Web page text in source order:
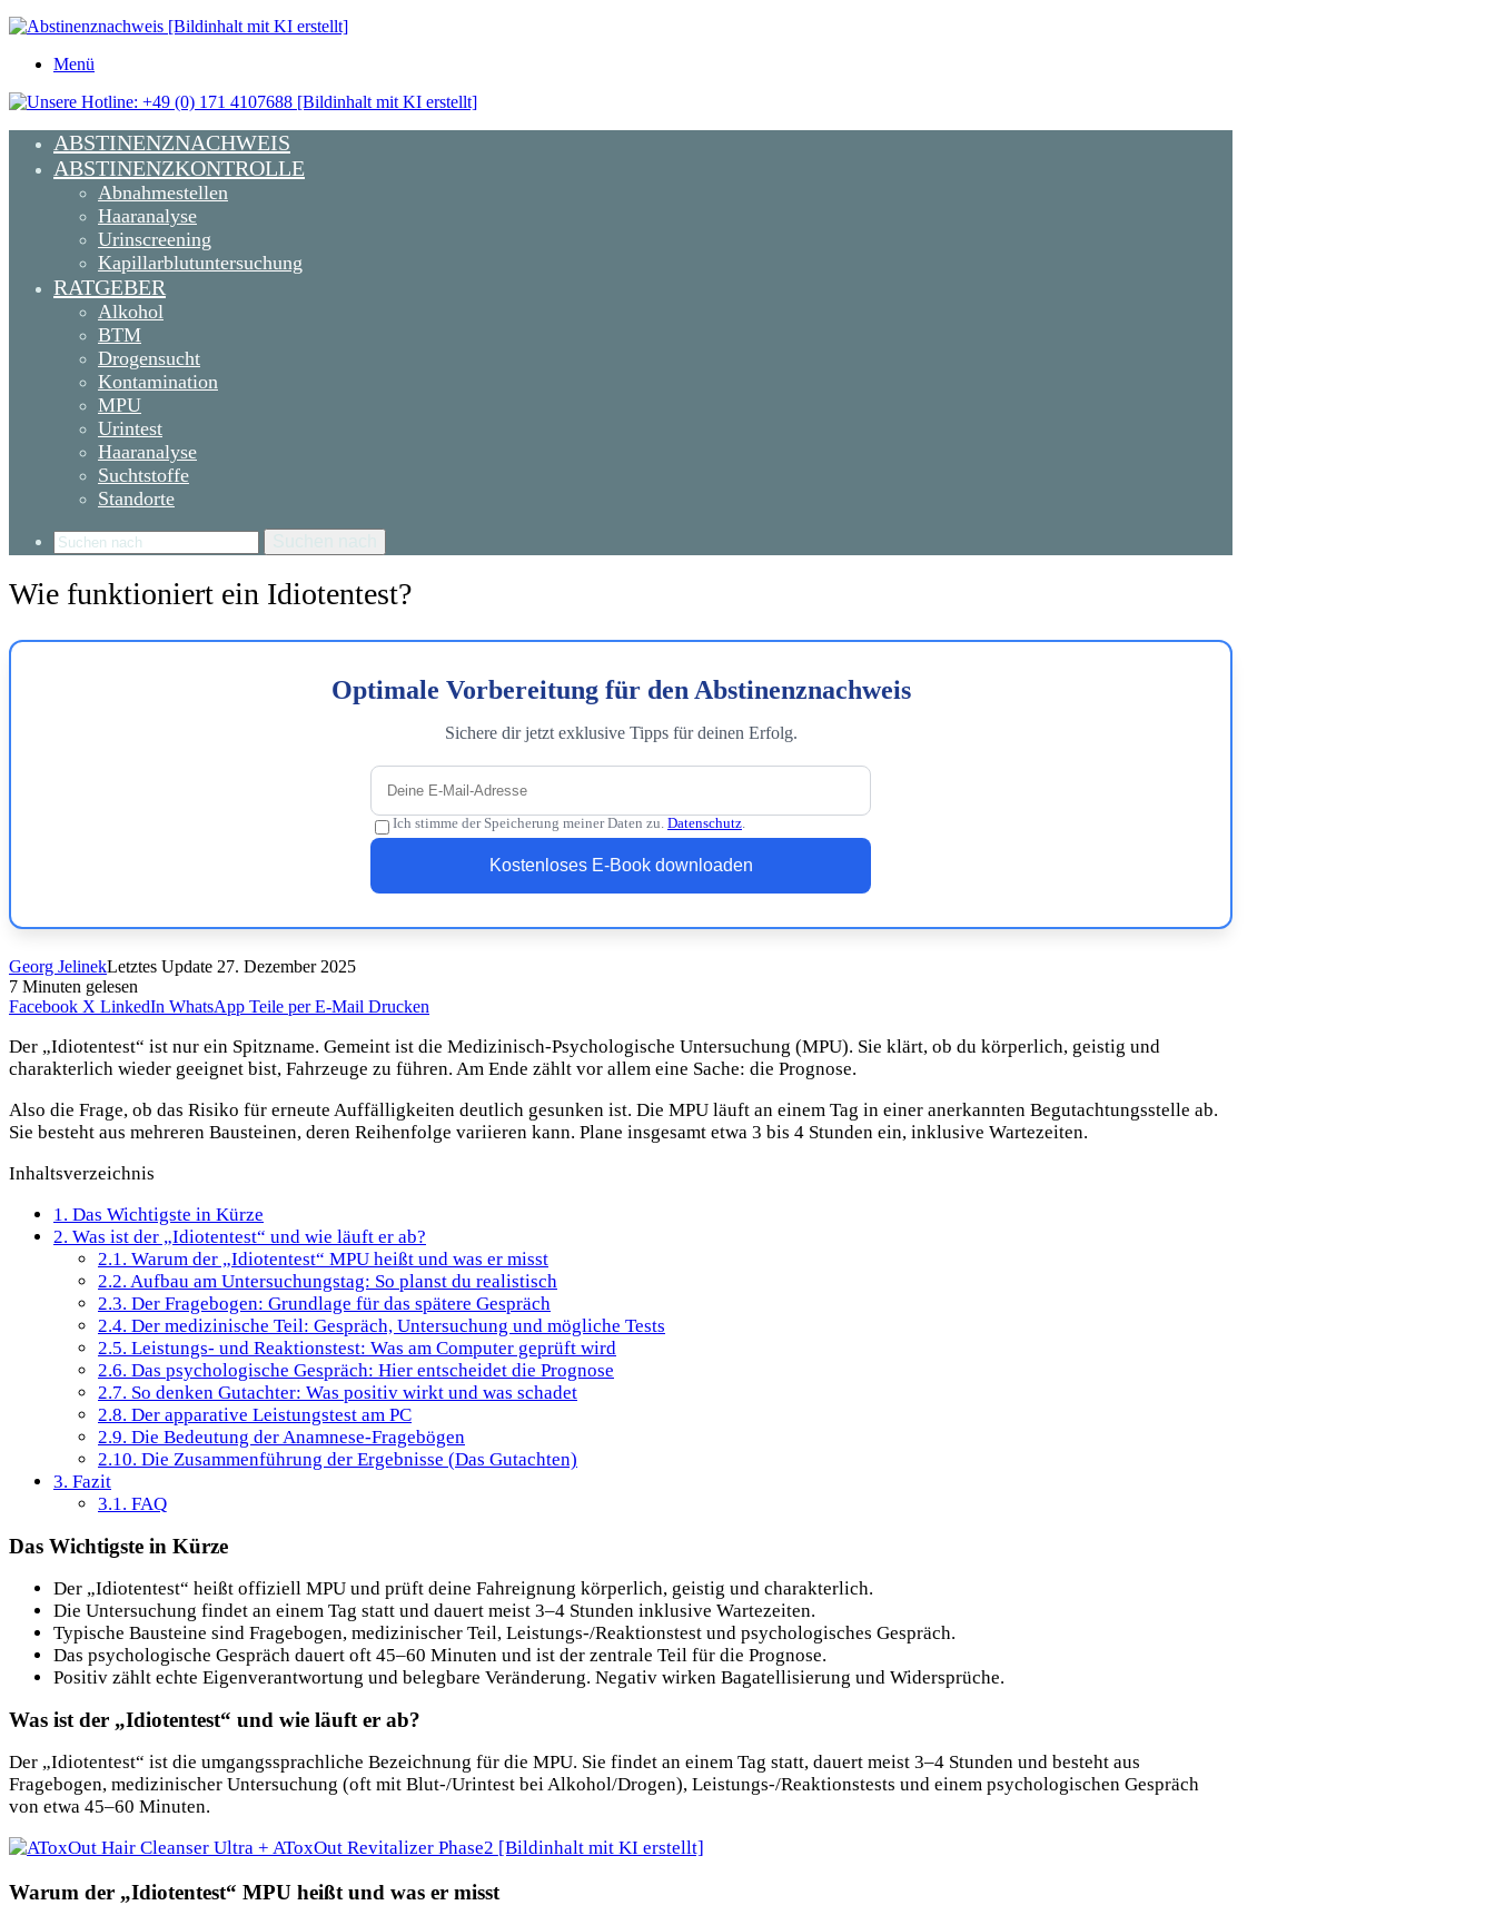
Menü
ABSTINENZNACHWEIS
ABSTINENZKONTROLLE
Abnahmestellen
Haaranalyse
Urinscreening
Kapillarblutuntersuchung
RATGEBER
Alkohol
BTM
Drogensucht
Kontamination
MPU
Urintest
Haaranalyse
Suchtstoffe
Standorte
Wie funktioniert ein Idiotentest?
Optimale Vorbereitung für den Abstinenznachweis
Sichere dir jetzt exklusive Tipps für deinen Erfolg.
Ich stimme der Speicherung meiner Daten zu. Datenschutz
Kostenloses E-Book downloaden
Georg JelinekLetztes Update 27. Dezember 2025
7 Minuten gelesen
Facebook X LinkedIn WhatsApp Teile per E-Mail Drucken
Der „Idiotentest“ ist nur ein Spitzname. Gemeint ist die Medizinisch-Psychologische Untersuchung (MPU). Sie klärt, ob du körperlich, geistig und
charakterlich wieder geeignet bist, Fahrzeuge zu führen. Am Ende zählt vor allem eine Sache: die Prognose.
Also die Frage, ob das Risiko für erneute Auffälligkeiten deutlich gesunken ist. Die MPU läuft an einem Tag in einer anerkannten Begutachtungsstelle ab.
Sie besteht aus mehreren Bausteinen, deren Reihenfolge variieren kann. Plane insgesamt etwa 3 bis 4 Stunden ein, inklusive Wartezeiten.
Inhaltsverzeichnis
1. Das Wichtigste in Kürze
2. Was ist der „Idiotentest“ und wie läuft er ab?
2.1. Warum der „Idiotentest“ MPU heißt und was er misst
2.2. Aufbau am Untersuchungstag: So planst du realistisch
2.3. Der Fragebogen: Grundlage für das spätere Gespräch
2.4. Der medizinische Teil: Gespräch, Untersuchung und mögliche Tests
2.5. Leistungs- und Reaktionstest: Was am Computer geprüft wird
2.6. Das psychologische Gespräch: Hier entscheidet die Prognose
2.7. So denken Gutachter: Was positiv wirkt und was schadet
2.8. Der apparative Leistungstest am PC
2.9. Die Bedeutung der Anamnese-Fragebögen
2.10. Die Zusammenführung der Ergebnisse (Das Gutachten)
3. Fazit
3.1. FAQ
Das Wichtigste in Kürze
Der „Idiotentest“ heißt offiziell MPU und prüft deine Fahreignung körperlich, geistig und charakterlich.
Die Untersuchung findet an einem Tag statt und dauert meist 3–4 Stunden inklusive Wartezeiten.
Typische Bausteine sind Fragebogen, medizinischer Teil, Leistungs-/Reaktionstest und psychologisches Gespräch.
Das psychologische Gespräch dauert oft 45–60 Minuten und ist der zentrale Teil für die Prognose.
Positiv zählt echte Eigenverantwortung und belegbare Veränderung. Negativ wirken Bagatellisierung und Widersprüche.
Was ist der „Idiotentest“ und wie läuft er ab?
Der „Idiotentest“ ist die umgangssprachliche Bezeichnung für die MPU. Sie findet an einem Tag statt, dauert meist 3–4 Stunden und besteht aus
Fragebogen, medizinischer Untersuchung (oft mit Blut-/Urintest bei Alkohol/Drogen), Leistungs-/Reaktionstests und einem psychologischen Gespräch
von etwa 45–60 Minuten.
Warum der „Idiotentest“ MPU heißt und was er misst